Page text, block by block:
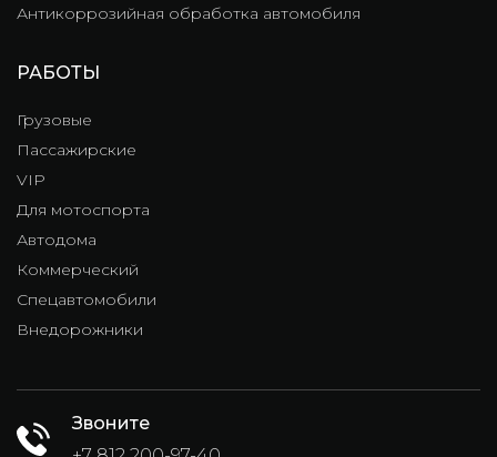
Антикоррозийная обработка автомобиля
РАБОТЫ
Грузовые
Пассажирские
VIP
Для мотоспорта
Автодома
Коммерческий
Спецавтомобили
Внедорожники
Звоните